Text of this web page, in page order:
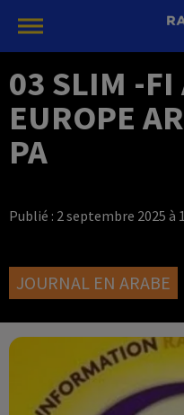
03 SLIM -FI
EUROPE
PA
Publié : 2 septembre 2025 à
JOURNAL EN ARABE